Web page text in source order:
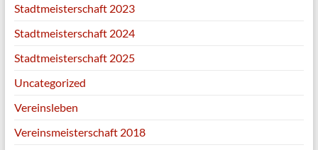
Stadtmeisterschaft 2023
Stadtmeisterschaft 2024
Stadtmeisterschaft 2025
Uncategorized
Vereinsleben
Vereinsmeisterschaft 2018